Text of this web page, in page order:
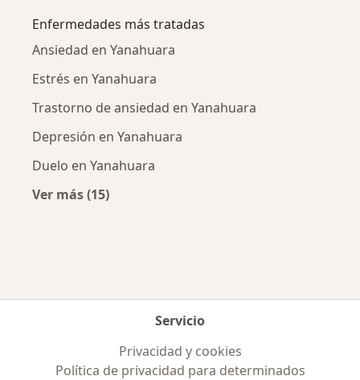
Enfermedades más tratadas
Ansiedad en Yanahuara
Estrés en Yanahuara
Trastorno de ansiedad en Yanahuara
Depresión en Yanahuara
Duelo en Yanahuara
Ver más (15)
Servicio
Privacidad y cookies
Política de privacidad para determinados